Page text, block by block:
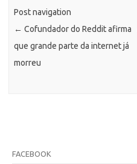
Post navigation
← Cofundador do Reddit afirma
que grande parte da internet já
morreu
FACEBOOK